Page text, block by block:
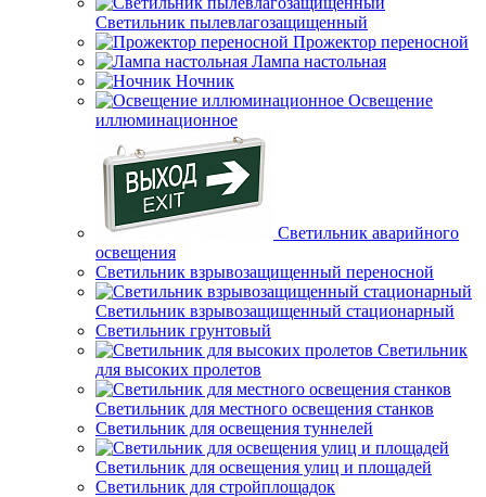
Светильник пылевлагозащищенный
Прожектор переносной
Лампа настольная
Ночник
Освещение
иллюминационное
Светильник аварийного
освещения
Светильник взрывозащищенный переносной
Светильник взрывозащищенный стационарный
Светильник грунтовый
Светильник
для высоких пролетов
Светильник для местного освещения станков
Светильник для освещения туннелей
Светильник для освещения улиц и площадей
Светильник для стройплощадок